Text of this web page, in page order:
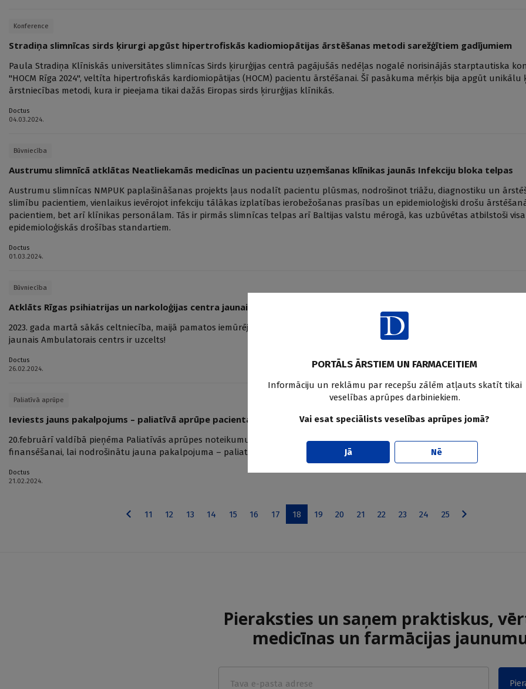
Konference
Stradiņa slimnīcas sirds ķirurgi apgūst hipertrofiskās kadiomiopātijas ārstēšanas metodi sarežģītiem gadījumiem
Paula Stradiņa Klīniskās universitātes slimnīcas Sirds ķirurģijas centrā pagājušās nedēļas nogalē norisinājās starptautiska
"HOCM Rīga 2024", veltīta hipertrofiskās kardiomiopātijas (HOCM) pacientu ārstēšanai. Šī pasākuma mērķis bija apgūt unikālu
ārstniecības metodi, kura ir pieejama tikai dažās Eiropas sirds ķirurģijas klīnikās.
Doctus
04.03.2024.
Būvniecība
Austrumu slimnīcā atklātas Neatliekamās medicīnas un pacientu uzņemšanas klīnikas jaunās Infekciju bloka telpas
Austrumu slimnīcas NMPUK paplašināšanas projekts ļaus nodalīt pacientu plūsmas, nodrošinot triāžu, diagnostiku un
slimību pacientiem, vienlaikus ievērojot infekciju tālākas izplatības ierobežošanas prasības un epidemioloģiski drošu
pacientiem, bet arī klīnikas personālam. Tās ir pirmās slimnīcas telpas arī Baltijas valstu mērogā, kas uzbūvētas atbilstoši
epidemioloģiskās drošības standartiem.
Doctus
01.03.2024.
Būvniecība
Atklāts Rīgas psihiatrijas un narkoloģijas centra jaunais multifunkcionālais Ambulatorais centrs
2023. gada martā sākās celtniecība, maijā pamatos iemūrēja kapsulu ar vēstījumu nākamajām paaudzēm, jūlijā svinēja spāru
jaunais Ambulatorais centrs ir uzcelts!
Doctus
26.02.2024.
Paliatīvā aprūpe
Ieviests jauns pakalpojums – paliatīvā aprūpe pacienta dzīvesvietā
20.februārī valdībā pieņēma Paliatīvās aprūpes noteikumus, kas nosaka kārtību paliatīvās aprūpes organizēšanai,
finansēšanai, lai nodrošinātu jauna pakalpojuma – paliatīvā aprūpe pacienta dzīvesvietā ieviešanu.
Doctus
21.02.2024.
11 12 13 14 15 16 17 18 19 20 21 22 23 24 25
Pieraksties un saņem praktiskus,
medicīnas un farmācijas
PORTĀLS ĀRSTIEM UN FARMACEITIEM
Informāciju un reklāmu par recepšu zālēm atļauts skatīt tikai
veselības aprūpes darbiniekiem.
Vai esat speciālists veselības aprūpes jomā?
Jā Nē